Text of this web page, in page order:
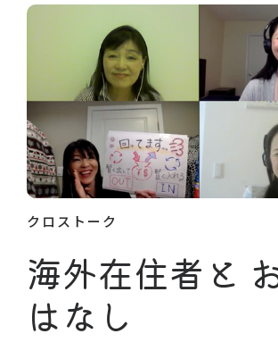
クロストーク
海外在住者と
はなし